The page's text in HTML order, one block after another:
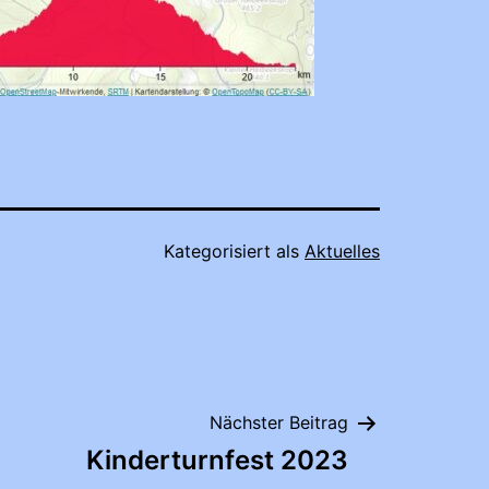
Kategorisiert als Aktuelles
Nächster Beitrag
Kinderturnfest 2023